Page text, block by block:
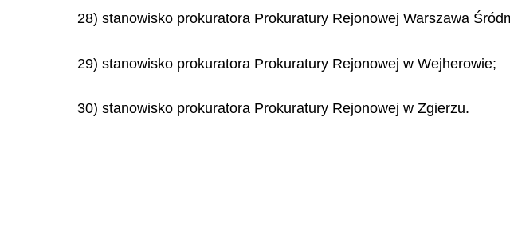
28) stanowisko prokuratora Prokuratury Rejonowej Warszawa
29) stanowisko prokuratora Prokuratury Rejonowej w Wejherowie;
30) stanowisko prokuratora Prokuratury Rejonowej w Zgierzu.